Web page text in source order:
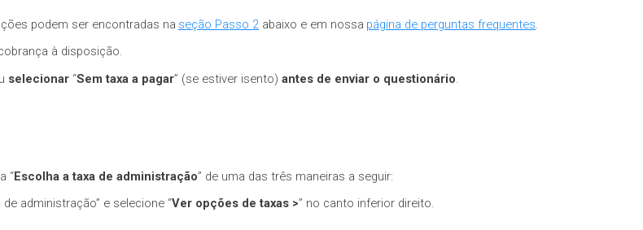
podem ser encontradas na seção Passo 2 abaixo e em nossa página de perguntas frequentes.
à disposição.
selecionar “Sem taxa a pagar” (se estiver isento) antes de enviar o questionário
“Escolha a taxa de administração” de uma das três maneiras a seguir:
administração” e selecione “Ver opções de taxas >” no canto inferior direito.